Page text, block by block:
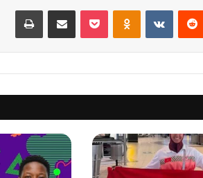
مشاركة عبر البريد